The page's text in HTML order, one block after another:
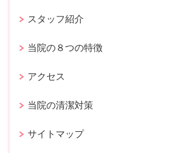
スタッフ紹介
当院の８つの特徴
アクセス
当院の清潔対策
サイトマップ